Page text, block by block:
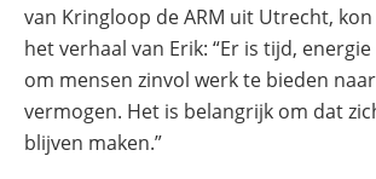
van Kringloop de ARM uit Utrecht,
het verhaal van Erik: “Er is tijd,
om mensen zinvol werk te bieden
vermogen. Het is belangrijk om dat
blijven maken.”